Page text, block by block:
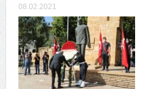
08.02.2021